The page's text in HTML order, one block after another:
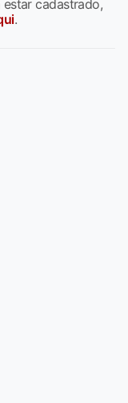
cadastrado,
.